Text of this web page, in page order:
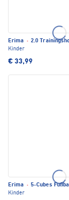
Erima · 2.0
Kinder
€ 33,99
Erima · 5-Cubes
Kinder